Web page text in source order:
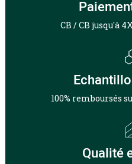
CB / CB jusqu'à
100% remboursés
Qualité